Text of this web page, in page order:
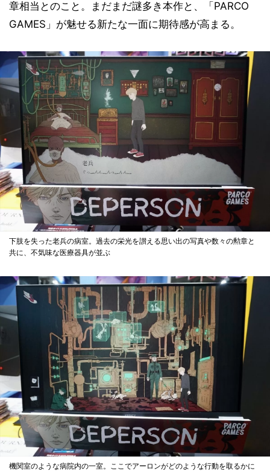
章相当とのこと。まだまだ謎多き本作と、「PARCO
GAMES」が魅せる新たな一面に期待感が高まる。
下肢を失った老兵の病室。過去の栄光を讃える思い出の写真や数々の勲章と
共に、不気味な医療器具が並ぶ
機関室のような病院内の一室。ここでアーロンがどのような行動を取るかに